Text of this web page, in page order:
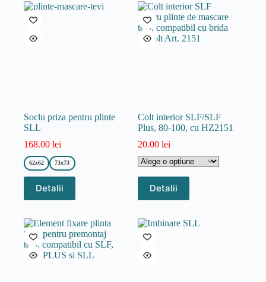
multe
variații.
Opțiunile
pot
Soclu priza pentru plinte
SLL
168.00 lei
62x62 73x73
Detalii
Acest
produs
are
multe
variații.
Opțiunile
pot
Colt interior SLF/SLF
Plus, 80-100, cu HZ2151
20.00lei
Detalii
Acest
produs
are
multe
variații.
pot